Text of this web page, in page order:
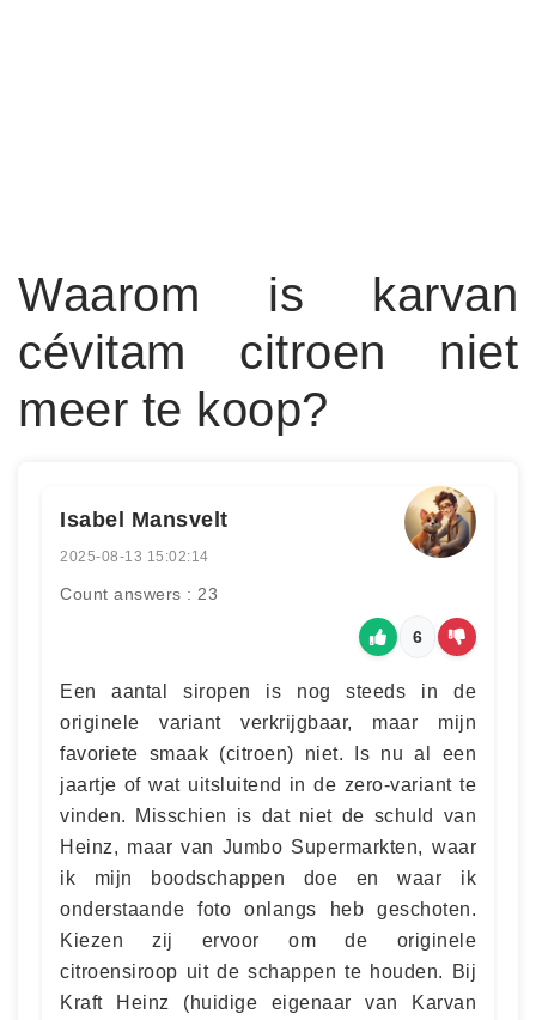
Waarom is karvan
cévitam citroen niet
meer te koop?
Isabel Mansvelt
2025-08-13 15:02:14
Count answers : 23
6
Een aantal siropen is nog steeds in de
originele variant verkrijgbaar, maar mijn
favoriete smaak (citroen) niet. Is nu al een
jaartje of wat uitsluitend in de zero-variant te
vinden. Misschien is dat niet de schuld van
Heinz, maar van Jumbo Supermarkten, waar
ik mijn boodschappen doe en waar ik
onderstaande foto onlangs heb geschoten.
Kiezen zij ervoor om de originele
citroensiroop uit de schappen te houden. Bij
Kraft Heinz (huidige eigenaar van Karvan